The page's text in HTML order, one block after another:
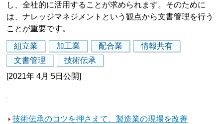
し、全社的に活用することが求められます。そのために
は、ナレッジマネジメントという観点から文書管理を行う
ことが重要です。
組立業 加工業 配合業
情報共有
文書管理
技術伝承
[2021年 4月 5日公開]
技術伝承のコツを押さえて、製造業の現場を改善